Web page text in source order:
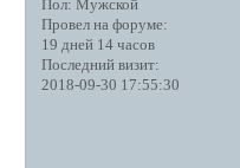
Пол: Мужской
Провел на форуме:
19 дней 14 часов
Последний визит:
2018-09-30 17:55:30